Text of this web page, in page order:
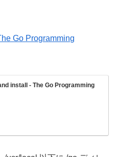
Go Programming
install - The Go Programming